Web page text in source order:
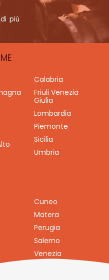
più
Calabria
Friuli Venezia
Giulia
Lombardia
Piemonte
Sicilia
Umbria
Cuneo
Matera
Perugia
Salerno
Venezia